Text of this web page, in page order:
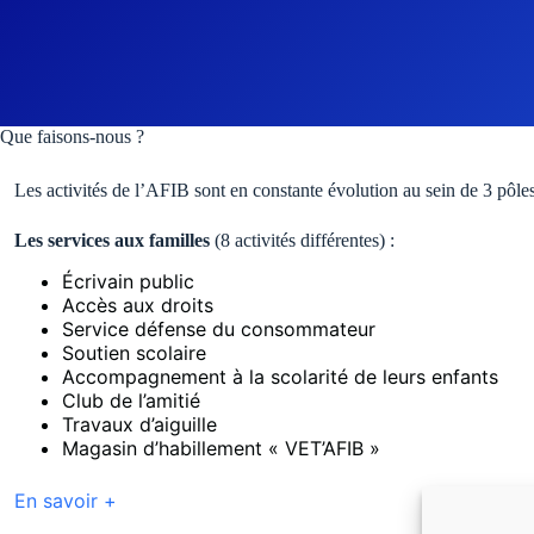
Que faisons-nous ?
Les activités de l’AFIB sont en constante évolution au sein de 3
Les services aux familles (8 activités différentes) :
Écrivain public
Accès aux droits
Service défense du consommateur
Soutien scolaire
Accompagnement à la scolarité de leurs enfants
Club de l’amitié
Travaux d’aiguille
Magasin d’habillement « VET’AFIB »
En savoir +